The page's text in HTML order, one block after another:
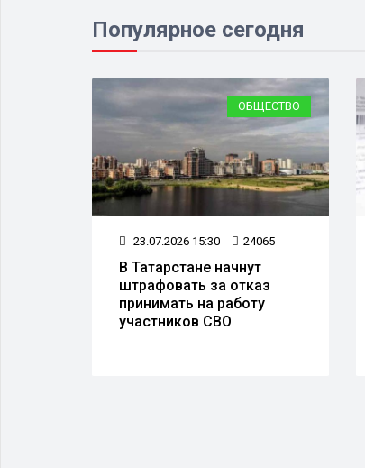
Популярное сегодня
ОБЩЕСТВО
23.07.2026 15:30 24065
В Татарстане начнут
штрафовать за отказ
принимать на работу
участников СВО